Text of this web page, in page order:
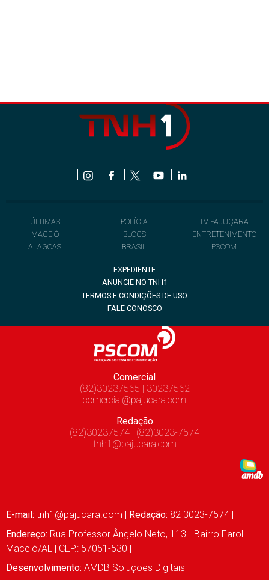
ÚLTIMAS
MACEIÓ
ALAGOAS
POLÍCIA
BLOGS
BRASIL
TV PAJUÇARA
ENTRETENIMENTO
PSCOM
EXPEDIENTE
ANUNCIE NO TNH1
TERMOS E CONDIÇÕES DE USO
FALE CONOSCO
Comercial
(82)30237565 | 30237562
comercial@pajucara.com
Redação
(82)30237574 | (82)3023-7574
tnh1@pajucara.com
E-mail: tnh1@pajucara.com | Redação: 82 3023-7574 |
Endereço: Rua Professor Ângelo Neto, 113 - Bairro Farol -
Maceió/AL | CEP.: 57051-530 |
Desenvolvimento: AMDB Soluções Digitais